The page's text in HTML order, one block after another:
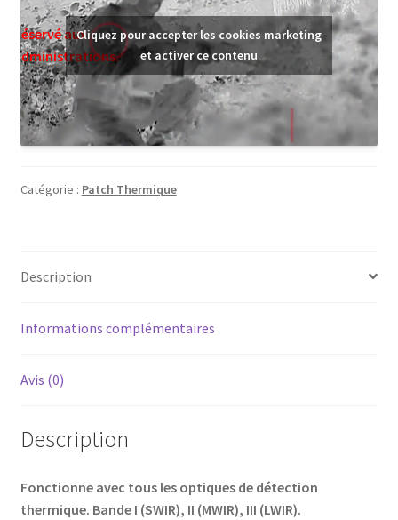
Réservé aux
administrations.
Cliquez pour accepter les cookies marketing
et activer ce contenu
Catégorie : Patch Thermique
Description
Informations complémentaires
Avis (0)
Description
Fonctionne avec tous les optiques de détection
thermique. Bande I (SWIR), II (MWIR), III (LWIR).